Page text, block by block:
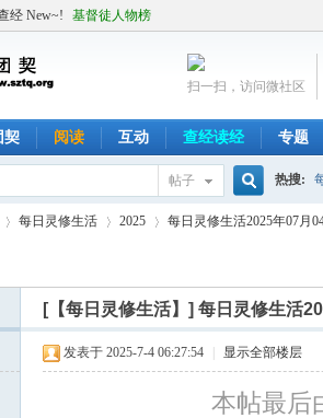
经 New~! 基督徒人物榜
扫一扫，访问微社区
契 阅读 互动 查经读经 专题
帖子
搜
索
热搜:
每日灵修生活
›
2025
›
每日灵修生活2025年07月
[【每日灵修生活】] 每日灵修生活
发表于 2025-7-4 06:27:54 显示全部楼层
本帖最后